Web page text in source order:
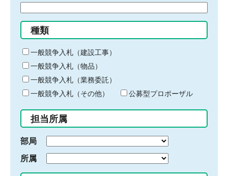
る
キ
ー
ワ
ー
ド
入
力
種類
一般競争入札（建設工事）
一般競争入札（物品）
一般競争入札（業務委託）
一般競争入札（その他）
公募型プロポーザル
担当所属
部局
所属